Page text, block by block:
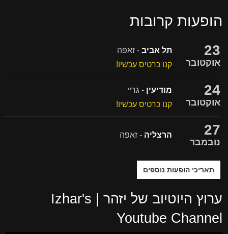
הופעות קרובות
23
אוקטובר
תל אביב - זאפה
קנו כרטיס עכשיו!
24
אוקטובר
מודיעין - גריי
קנו כרטיס עכשיו!
27
נובמבר
הרצליה - זאפה
תאריכי הופעות נוספים
ערוץ היוטיוב של יזהר | Izhar's
Youtube Channel